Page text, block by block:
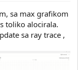
sa max grafikom
toliko alocirala.
sa ray trace ,